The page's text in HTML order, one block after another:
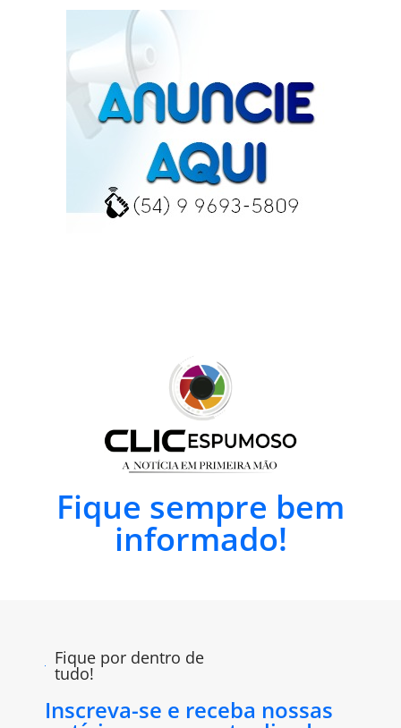
Fique sempre bem
informado!
Fique por dentro de
tudo!
Inscreva-se e receba nossas